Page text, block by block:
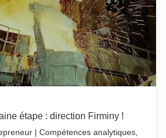
étape : direction Firminy !
| Compétences analytiques,